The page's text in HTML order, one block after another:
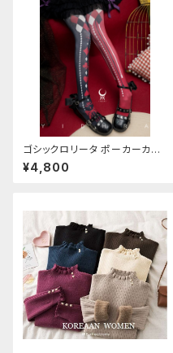
ゴシックロリータ ポーカーカー
ド柄 プリントタイツ
¥4,800